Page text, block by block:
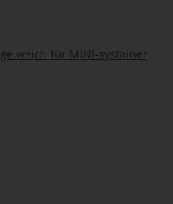
weich für MINI-systainer